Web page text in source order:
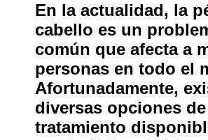
En la actualidad, la
cabello es un
común que afecta a
personas en todo el
Afortunadamente,
diversas opciones de
tratamiento